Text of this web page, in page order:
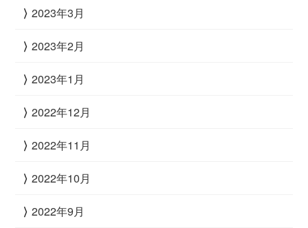
2023年3月
2023年2月
2023年1月
2022年12月
2022年11月
2022年10月
2022年9月